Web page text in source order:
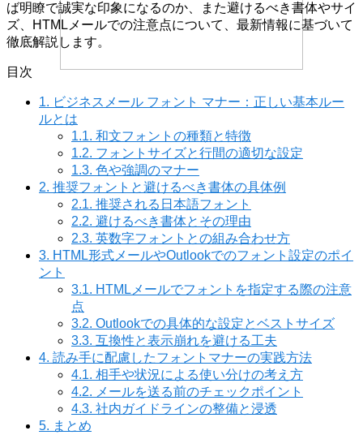
ば明瞭で誠実な印象になるのか、また避けるべき書体やサイ
ズ、HTMLメールでの注意点について、最新情報に基づいて
徹底解説します。
目次
1. ビジネスメール フォント マナー：正しい基本ルー
ルとは
1.1. 和文フォントの種類と特徴
1.2. フォントサイズと行間の適切な設定
1.3. 色や強調のマナー
2. 推奨フォントと避けるべき書体の具体例
2.1. 推奨される日本語フォント
2.2. 避けるべき書体とその理由
2.3. 英数字フォントとの組み合わせ方
3. HTML形式メールやOutlookでのフォント設定のポイ
ント
3.1. HTMLメールでフォントを指定する際の注意
点
3.2. Outlookでの具体的な設定とベストサイズ
3.3. 互換性と表示崩れを避ける工夫
4. 読み手に配慮したフォントマナーの実践方法
4.1. 相手や状況による使い分けの考え方
4.2. メールを送る前のチェックポイント
4.3. 社内ガイドラインの整備と浸透
5. まとめ